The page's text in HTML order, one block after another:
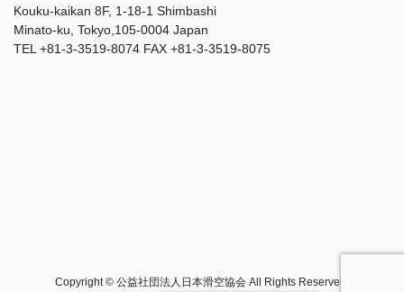
Kouku-kaikan 8F, 1-18-1 Shimbashi
Minato-ku, Tokyo,105-0004 Japan
TEL +81-3-3519-8074 FAX +81-3-3519-8075
Copyright © 公益社団法人日本滑空協会 All Rights Reserved.